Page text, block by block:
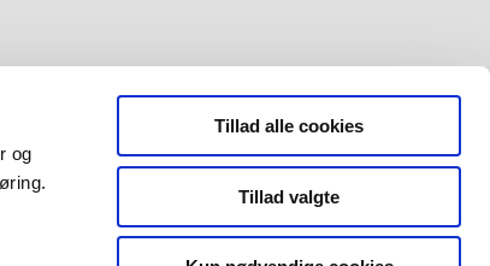
og
Tillad alle cookies
Tillad valgte